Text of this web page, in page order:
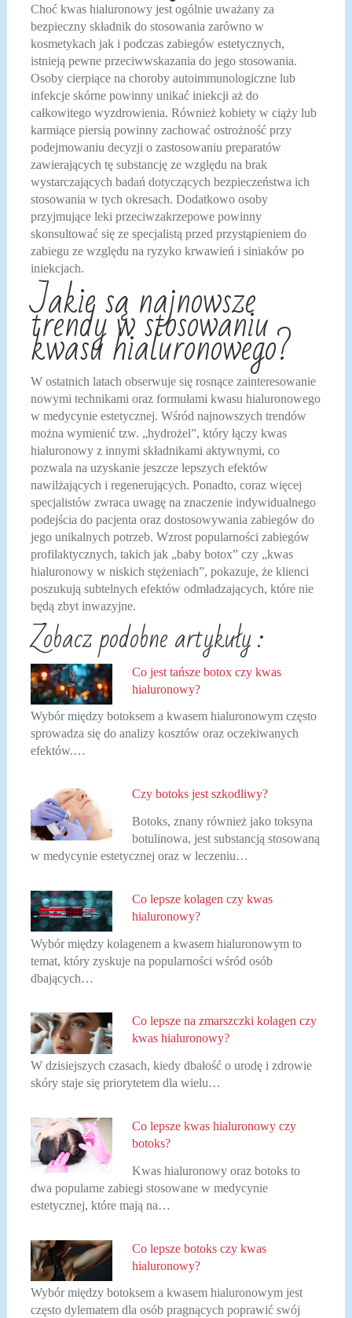
Choć kwas hialuronowy jest ogólnie uważany za
bezpieczny składnik do stosowania zarówno w
kosmetykach jak i podczas zabiegów estetycznych,
istnieją pewne przeciwwskazania do jego stosowania.
Osoby cierpiące na choroby autoimmunologiczne lub
infekcje skórne powinny unikać iniekcji aż do
całkowitego wyzdrowienia. Również kobiety w ciąży lub
karmiące piersią powinny zachować ostrożność przy
podejmowaniu decyzji o zastosowaniu preparatów
zawierających tę substancję ze względu na brak
wystarczających badań dotyczących bezpieczeństwa ich
stosowania w tych okresach. Dodatkowo osoby
przyjmujące leki przeciwzakrzepowe powinny
skonsultować się ze specjalistą przed przystąpieniem do
zabiegu ze względu na ryzyko krwawień i siniaków po
iniekcjach.
Jakie są najnowsze
trendy w stosowaniu
kwasu hialuronowego?
W ostatnich latach obserwuje się rosnące zainteresowanie
nowymi technikami oraz formułami kwasu hialuronowego
w medycynie estetycznej. Wśród najnowszych trendów
można wymienić tzw. „hydrożel”, który łączy kwas
hialuronowy z innymi składnikami aktywnymi, co
pozwala na uzyskanie jeszcze lepszych efektów
nawilżających i regenerujących. Ponadto, coraz więcej
specjalistów zwraca uwagę na znaczenie indywidualnego
podejścia do pacjenta oraz dostosowywania zabiegów do
jego unikalnych potrzeb. Wzrost popularności zabiegów
profilaktycznych, takich jak „baby botox” czy „kwas
hialuronowy w niskich stężeniach”, pokazuje, że klienci
poszukują subtelnych efektów odmładzających, które nie
będą zbyt inwazyjne.
Zobacz podobne artykuły :
Co jest tańsze botox czy kwas
hialuronowy?
Wybór między botoksem a kwasem hialuronowym często
sprowadza się do analizy kosztów oraz oczekiwanych
efektów.…
Czy botoks jest szkodliwy?
Botoks, znany również jako toksyna
botulinowa, jest substancją stosowaną
w medycynie estetycznej oraz w leczeniu…
Co lepsze kolagen czy kwas
hialuronowy?
Wybór między kolagenem a kwasem hialuronowym to
temat, który zyskuje na popularności wśród osób
dbających…
Co lepsze na zmarszczki kolagen czy
kwas hialuronowy?
W dzisiejszych czasach, kiedy dbałość o urodę i zdrowie
skóry staje się priorytetem dla wielu…
Co lepsze kwas hialuronowy czy
botoks?
Kwas hialuronowy oraz botoks to
dwa popularne zabiegi stosowane w medycynie
estetycznej, które mają na…
Co lepsze botoks czy kwas
hialuronowy?
Wybór między botoksem a kwasem hialuronowym jest
często dylematem dla osób pragnących poprawić swój